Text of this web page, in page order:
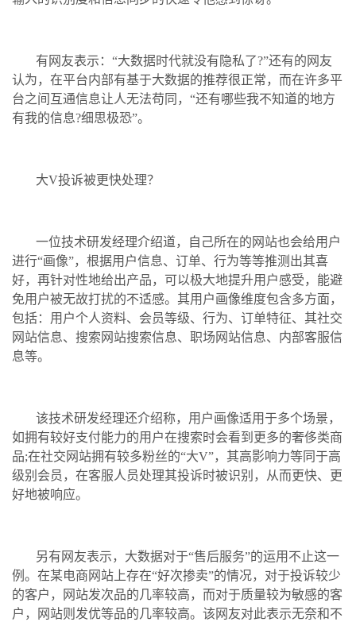
有网友表示：“大数据时代就没有隐私了?”还有的网友
认为，在平台内部有基于大数据的推荐很正常，而在许多平
台之间互通信息让人无法苟同，“还有哪些我不知道的地方
有我的信息?细思极恐”。
大V投诉被更快处理？
一位技术研发经理介绍道，自己所在的网站也会给用户
进行“画像”，根据用户信息、订单、行为等等推测出其喜
好，再针对性地给出产品，可以极大地提升用户感受，能避
免用户被无故打扰的不适感。其用户画像维度包含多方面，
包括：用户个人资料、会员等级、行为、订单特征、其社交
网站信息、搜索网站搜索信息、职场网站信息、内部客服信
息等。
该技术研发经理还介绍称，用户画像适用于多个场景，
如拥有较好支付能力的用户在搜索时会看到更多的奢侈类商
品;在社交网站拥有较多粉丝的“大V”，其高影响力等同于高
级别会员，在客服人员处理其投诉时被识别，从而更快、更
好地被响应。
另有网友表示，大数据对于“售后服务”的运用不止这一
例。在某电商网站上存在“好次掺卖”的情况，对于投诉较少
的客户，网站发次品的几率较高，而对于质量较为敏感的客
户，网站则发优等品的几率较高。该网友对此表示无奈和不